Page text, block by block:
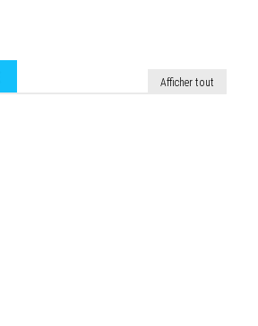
Afficher tout